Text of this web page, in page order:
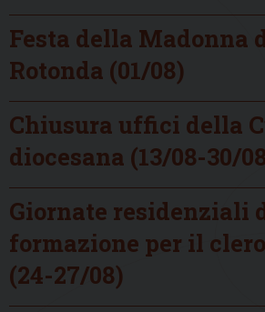
Festa della Madonna
Rotonda (01/08)
Chiusura uffici della
diocesana (13/08-30/
Giornate residenziali
formazione per il
(24-27/08)